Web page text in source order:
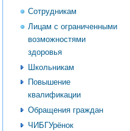
Сотрудникам
Лицам с ограниченными
возможностями
здоровья
Школьникам
Повышение
квалификации
Обращения граждан
ЧИБГУрёнок